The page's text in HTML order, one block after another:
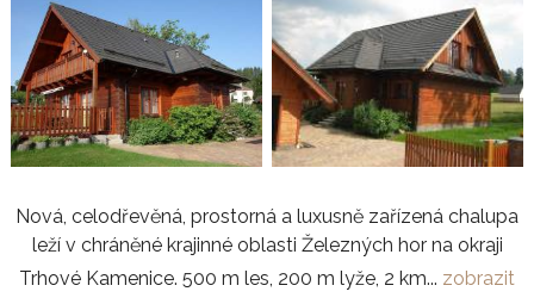
Nová, celodřevěná, prostorná a luxusně zařízená chalupa
leží v chráněné krajinné oblasti Železných hor na okraji
Trhové Kamenice. 500 m les, 200 m lyže, 2 km... zobrazit